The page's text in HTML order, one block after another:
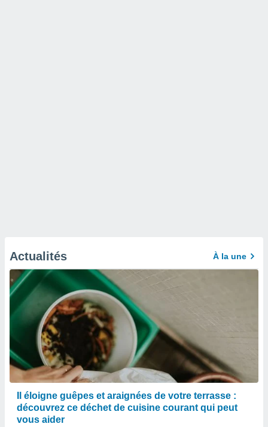
Actualités À la une
Il éloigne guêpes et araignées de votre terrasse :
découvrez ce déchet de cuisine courant qui peut
vous aider